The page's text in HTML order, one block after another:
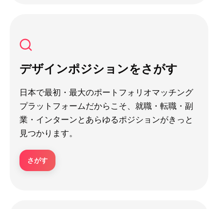
デザインポジションをさがす
日本で最初・最大のポートフォリオマッチング
プラットフォームだからこそ、就職・転職・副
業・インターンとあらゆるポジションがきっと
見つかります。
さがす